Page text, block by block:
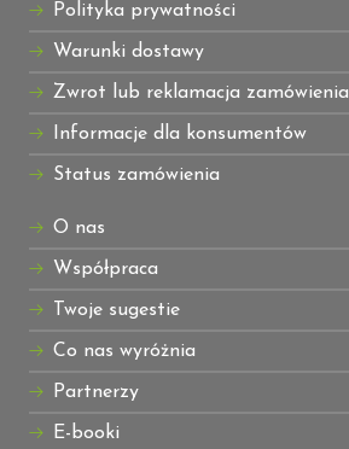
Polityka prywatności
Warunki dostawy
Zwrot lub reklamacja zamówienia
Informacje dla konsumentów
Status zamówienia
O nas
Współpraca
Twoje sugestie
Co nas wyróżnia
Partnerzy
E-booki